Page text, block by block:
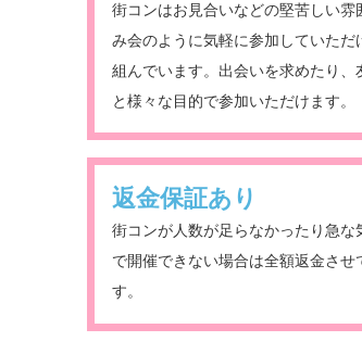
街コンはお見合いなどの堅苦しい雰
み会のように気軽に参加していただ
組んでいます。出会いを求めたり、
と様々な目的で参加いただけます。
返金保証あり
街コンが人数が足らなかったり急な
で開催できない場合は全額返金させ
す。